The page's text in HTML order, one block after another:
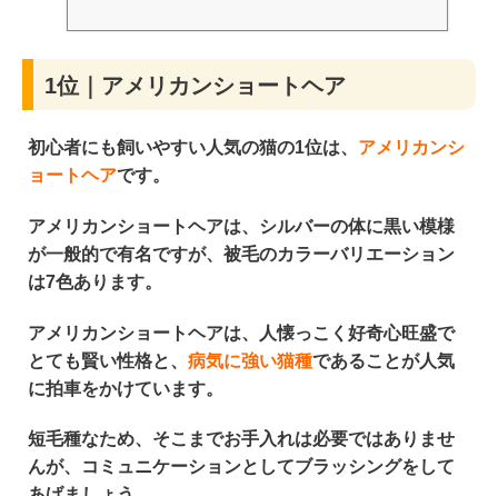
1位｜アメリカンショートヘア
初心者にも飼いやすい人気の猫の1位は、 アメリカンシ
ョートヘアです。
アメリカンショートヘアは、 シルバーの体に黒い模様
が一般的で有名ですが、被毛のカラーバリエーション
は7色あります。
アメリカンショートヘアは、
人懐っこく好奇心旺盛で
とても賢い性格と、 病気に強い猫種であることが人気
に拍車をかけています。
短毛種なため、そこまでお手入れは必要ではありませ
んが、
コミュニケーションとしてブラッシングをして